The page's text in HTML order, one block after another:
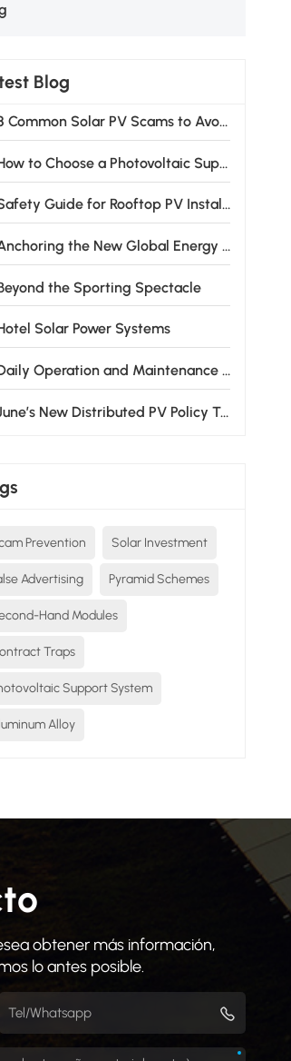
Blog
Common Solar PV Scams to Avoid
to Choose a Photovoltaic Support System?
Guide for Rooftop PV Installation
the New Global Energy Landscape
the Sporting Spectacle
Solar Power Systems
Operation and Maintenance Guide for Solar Products
New Distributed PV Policy Takes Effect!
Prevention Solar Investment
Advertising Pyramid Schemes
Hand Modules
Traps
Support System
Alloy
obtener más información,
lo antes posible.